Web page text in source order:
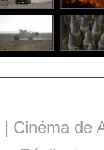
| Cinéma de